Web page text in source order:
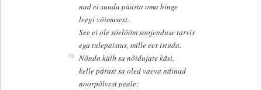
nad ei suuda päästa oma hinge
leegi võimusest.
See ei ole söelõõm soojenduse tarvis
ega tulepaistus, mille ees istuda.
15
Nõnda käib su nõidujate käsi,
kelle pärast sa oled vaeva näinud
noorpõlvest peale: